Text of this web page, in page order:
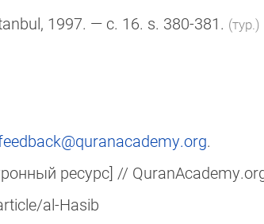
1997. — c. 16. s. 380-381. (тур.)
.
ресурс] //
al-Hasib